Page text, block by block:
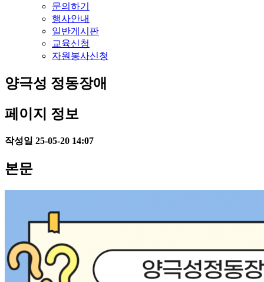
문의하기
행사안내
일반게시판
교육신청
자원봉사신청
양극성 정동장애
페이지 정보
작성일 25-05-20 14:07
본문